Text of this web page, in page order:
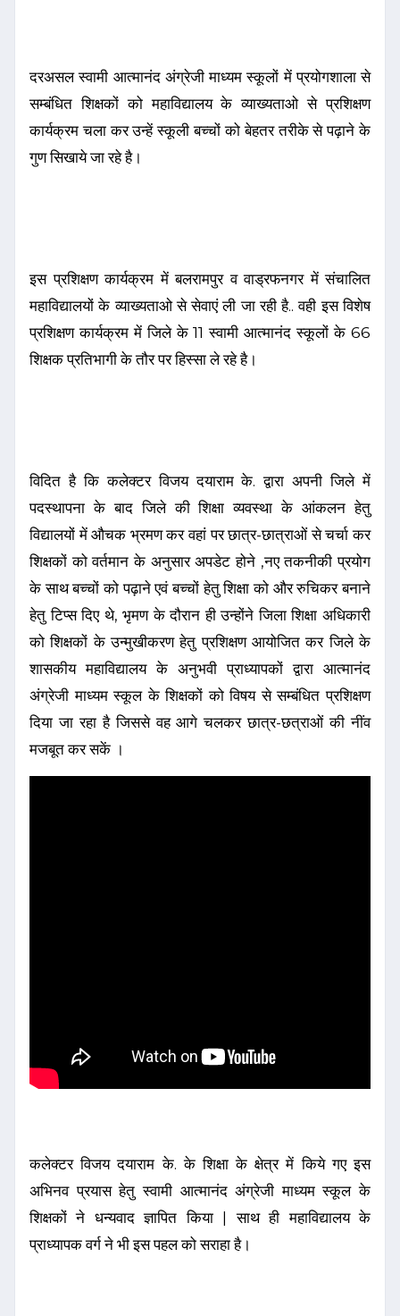
दरअसल स्वामी आत्मानंद अंग्रेजी माध्यम स्कूलों में प्रयोगशाला से
सम्बंधित शिक्षकों को महाविद्यालय के व्याख्यताओ से प्रशिक्षण
कार्यक्रम चला कर उन्हें स्कूली बच्चों को बेहतर तरीके से पढ़ाने के
गुण सिखाये जा रहे है।
इस प्रशिक्षण कार्यक्रम में बलरामपुर व वाड्रफनगर में संचालित
महाविद्यालयों के व्याख्यताओ से सेवाएं ली जा रही है.. वही इस विशेष
प्रशिक्षण कार्यक्रम में जिले के 11 स्वामी आत्मानंद स्कूलों के 66
शिक्षक प्रतिभागी के तौर पर हिस्सा ले रहे है।
विदित है कि कलेक्टर विजय दयाराम के. द्वारा अपनी जिले में
पदस्थापना के बाद जिले की शिक्षा व्यवस्था के आंकलन हेतु
विद्यालयों में औचक भ्रमण कर वहां पर छात्र-छात्राओं से चर्चा कर
शिक्षकों को वर्तमान के अनुसार अपडेट होने ,नए तकनीकी प्रयोग
के साथ बच्चों को पढ़ाने एवं बच्चों हेतु शिक्षा को और रुचिकर बनाने
हेतु टिप्स दिए थे, भृमण के दौरान ही उन्होंने जिला शिक्षा अधिकारी
को शिक्षकों के उन्मुखीकरण हेतु प्रशिक्षण आयोजित कर जिले के
शासकीय महाविद्यालय के अनुभवी प्राध्यापकों द्वारा आत्मानंद
अंग्रेजी माध्यम स्कूल के शिक्षकों को विषय से सम्बंधित प्रशिक्षण
दिया जा रहा है जिससे वह आगे चलकर छात्र-छत्राओं की नींव
मजबूत कर सकें ।
कलेक्टर विजय दयाराम के. के शिक्षा के क्षेत्र में किये गए इस
अभिनव प्रयास हेतु स्वामी आत्मानंद अंग्रेजी माध्यम स्कूल के
शिक्षकों ने धन्यवाद ज्ञापित किया | साथ ही महाविद्यालय के
प्राध्यापक वर्ग ने भी इस पहल को सराहा है।